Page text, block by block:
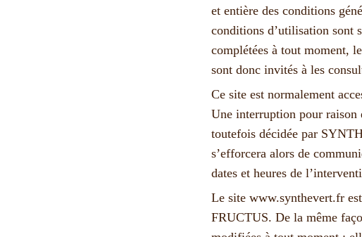
et entière des conditions
conditions d’utilisation sont
complétées à tout moment,
sont donc invités à les
Ce site est normalement
Une interruption pour raison
toutefois décidée par
s’efforcera alors de
dates et heures de
Le site www.synthevert.fr
FRUCTUS. De la même